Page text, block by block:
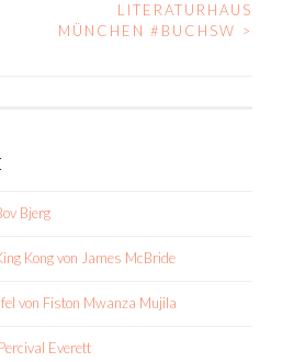
LITERATURHAUS
MÜNCHEN #BUCHSW >
Bjerg
Kong von James McBride
von Fiston Mwanza Mujila
Everett